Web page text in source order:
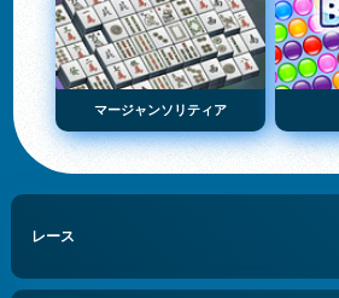
マージャンソリティア
レース